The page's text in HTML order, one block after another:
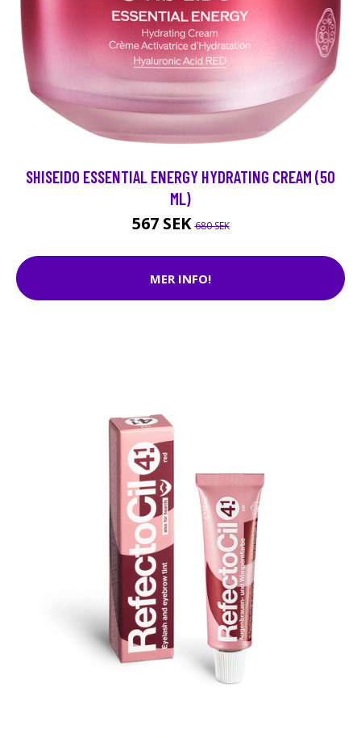
SHISEIDO ESSENTIAL ENERGY HYDRATING CREAM (50
ML)
567 SEK680 SEK
MER INFO!